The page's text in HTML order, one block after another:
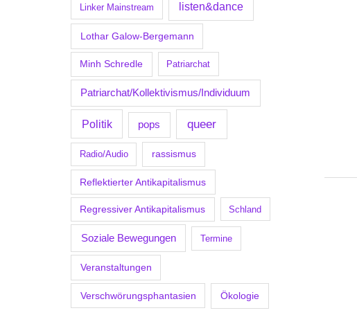
Linker Mainstream listen&dance
Lothar Galow-Bergemann
Minh Schredle Patriarchat
Patriarchat/Kollektivismus/Individuum
Politik pops queer
Radio/Audio rassismus
Reflektierter Antikapitalismus
Regressiver Antikapitalismus Schland
Soziale Bewegungen Termine
Veranstaltungen
Verschwörungsphantasien Ökologie